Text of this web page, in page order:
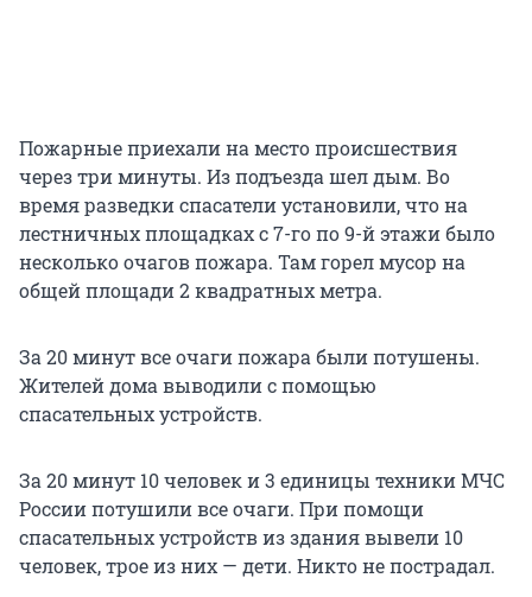
Пожарные приехали на место происшествия
через три минуты. Из подъезда шел дым. Во
время разведки спасатели установили, что на
лестничных площадках с 7-го по 9-й этажи было
несколько очагов пожара. Там горел мусор на
общей площади 2 квадратных метра.
За 20 минут все очаги пожара были потушены.
Жителей дома выводили с помощью
спасательных устройств.
За 20 минут 10 человек и 3 единицы техники МЧС
России потушили все очаги. При помощи
спасательных устройств из здания вывели 10
человек, трое из них — дети. Никто не пострадал.